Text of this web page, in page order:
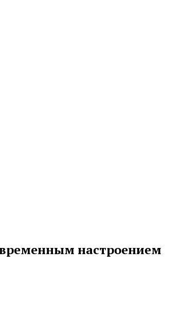
настроением